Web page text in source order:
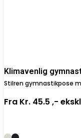
Klimavenlig
Stilren gymnastikpose
Fra Kr. 45.5 ,-